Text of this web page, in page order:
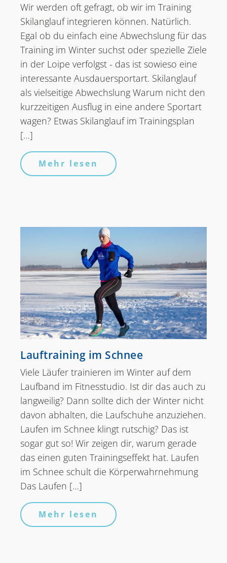
Wir werden oft gefragt, ob wir im Training
Skilanglauf integrieren können. Natürlich.
Egal ob du einfach eine Abwechslung für das
Training im Winter suchst oder spezielle Ziele
in der Loipe verfolgst - das ist sowieso eine
interessante Ausdauersportart. Skilanglauf
als vielseitige Abwechslung Warum nicht den
kurzzeitigen Ausflug in eine andere Sportart
wagen? Etwas Skilanglauf im Trainingsplan
[…]
Mehr lesen
Lauftraining im Schnee
Viele Läufer trainieren im Winter auf dem
Laufband im Fitnesstudio. Ist dir das auch zu
langweilig? Dann sollte dich der Winter nicht
davon abhalten, die Laufschuhe anzuziehen.
Laufen im Schnee klingt rutschig? Das ist
sogar gut so! Wir zeigen dir, warum gerade
das einen guten Trainingseffekt hat. Laufen
im Schnee schult die Körperwahrnehmung
Das Laufen […]
Mehr lesen